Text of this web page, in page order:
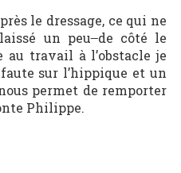
le dressage, ce qui ne
un peu de côté le
au travail à l’obstacle je
sur l’hippique et un
permet de remporter
Philippe.